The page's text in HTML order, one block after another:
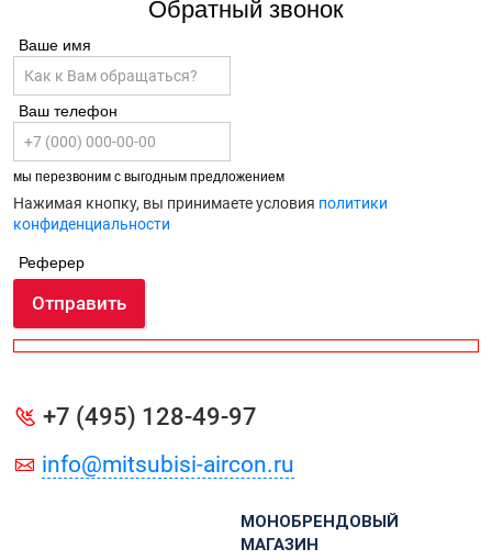
Обратный звонок
Ваше имя
Ваш телефон
мы перезвоним с выгодным предложением
Нажимая кнопку, вы принимаете условия политики
конфиденциальности
Реферер
Отправить
+7 (495) 128-49-97
info@mitsubisi-aircon.ru
МОНОБРЕНДОВЫЙ
МАГАЗИН